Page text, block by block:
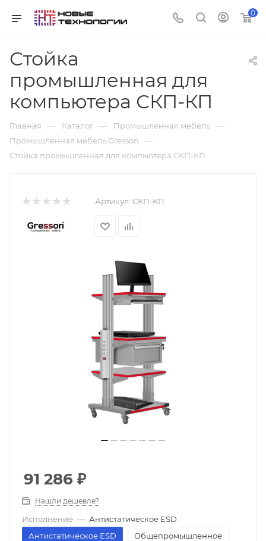
0
Стойка
промышленная для
компьютера СКП-КП
Главная — Каталог — Промышленная мебель —
Промышленная мебель Gresson —
Стойка промышленная для компьютера СКП-КП
Артикул: СКП-КП
91 286 ₽
Нашли дешевле?
Исполнение — Антистатическое ESD
Антистатическое ESD
Общепромышленное